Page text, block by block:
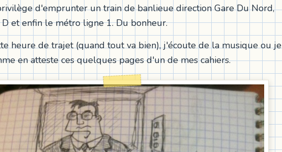
d'emprunter un train de banlieue direction Gare Du Nord,
D et enfin le métro ligne 1. Du bonheur.
heure de trajet (quand tout va bien), j'écoute de la musique ou je
en atteste ces quelques pages d'un de mes cahiers.